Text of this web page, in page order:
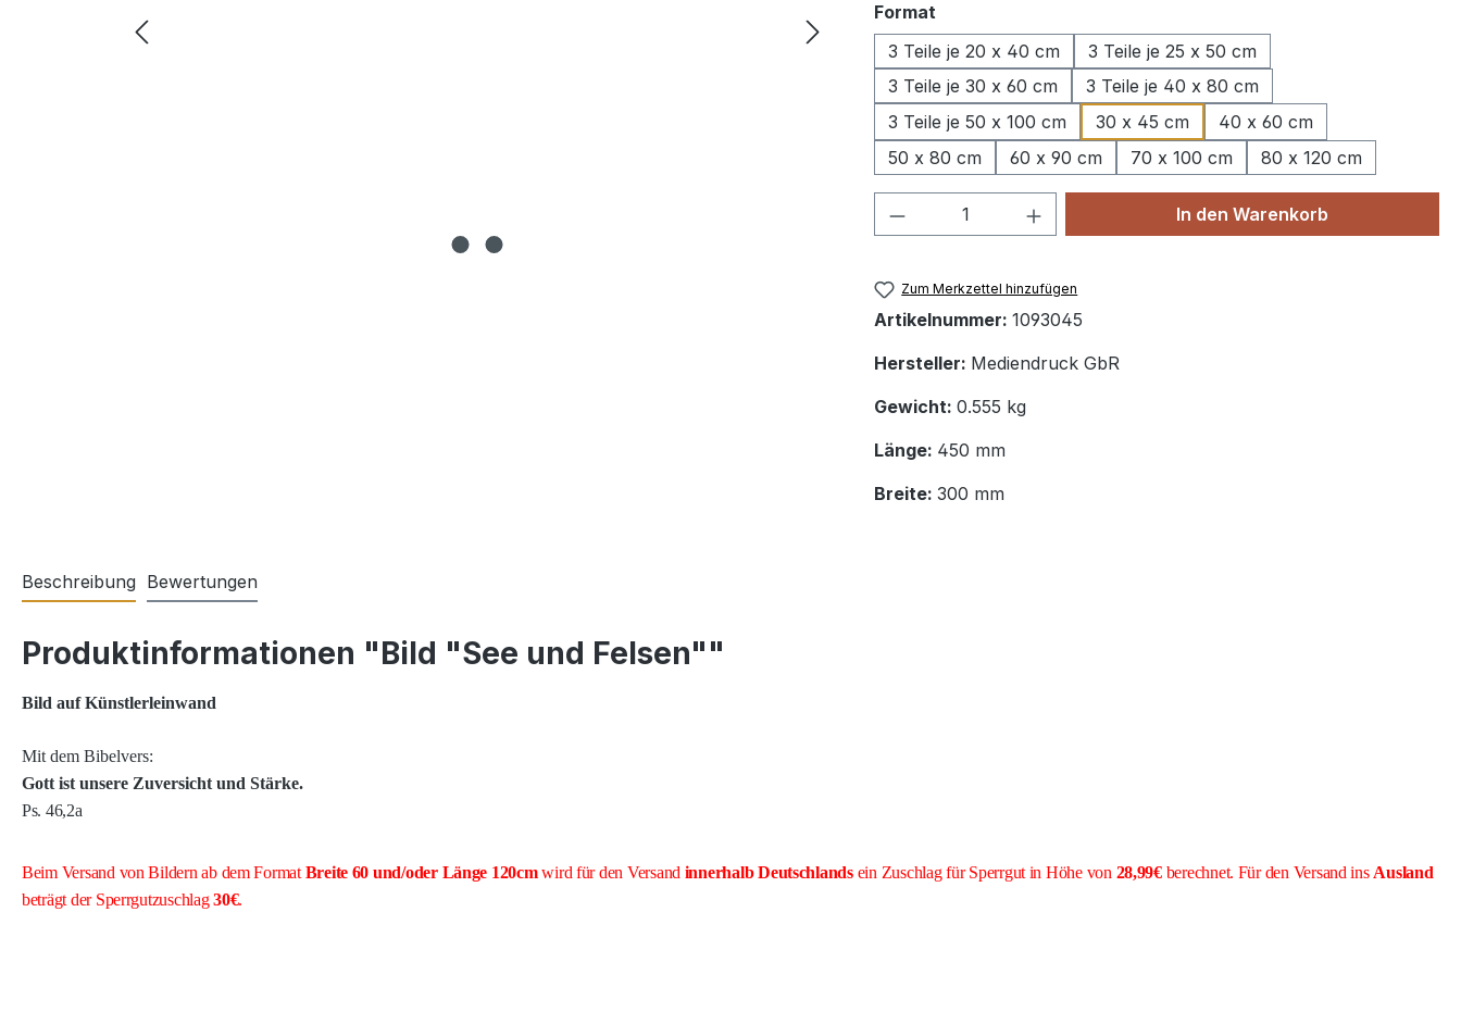
Format
3 Teile je 20 x 40 cm
3 Teile je 25 x 50 cm
3 Teile je 30 x 60 cm
3 Teile je 40 x 80 cm
3 Teile je 50 x 100 cm
30 x 45 cm
40 x 60 cm
50 x 80 cm
60 x 90 cm 70 x 100 cm 80 x 120 cm
Produkt Anzahl: Gib den gewünschten Wert
In den Warenkorb
Zum Merkzettel hinzufügen
Artikelnummer: 1093045
Hersteller: Mediendruck GbR
Gewicht: 0.555 kg
Länge: 450 mm
Breite: 300 mm
Beschreibung Bewertungen
Produktinformationen "Bild "See und Felsen""
Bild auf Künstlerleinwand
Mit dem Bibelvers:
Gott ist unsere Zuversicht und Stärke.
Ps. 46,2a
Beim Versand von Bildern ab dem Format Breite 60 und/oder Länge 120cmwird für den Versand innerhalb Deutschlandsein Zuschlag für Sperrgut in Höhe von 28,99€berechnet. Für den Versand ins Ausland
beträgt der Sperrgutzuschlag30€.